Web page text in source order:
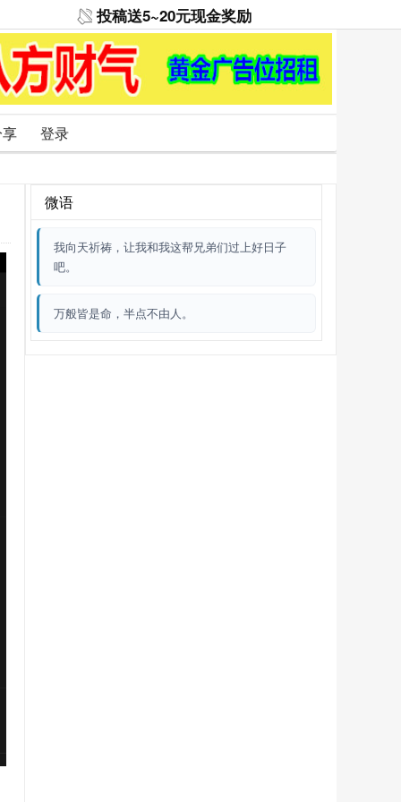
投稿送5~20元现金奖励
登录
微语
我向天祈祷，让我和我这帮兄弟们过上好日子
吧。
万般皆是命，半点不由人。